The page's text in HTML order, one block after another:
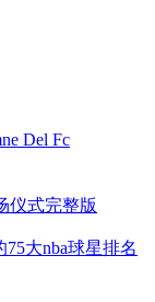
Del Fc
仪式完整版
大nba球星排名